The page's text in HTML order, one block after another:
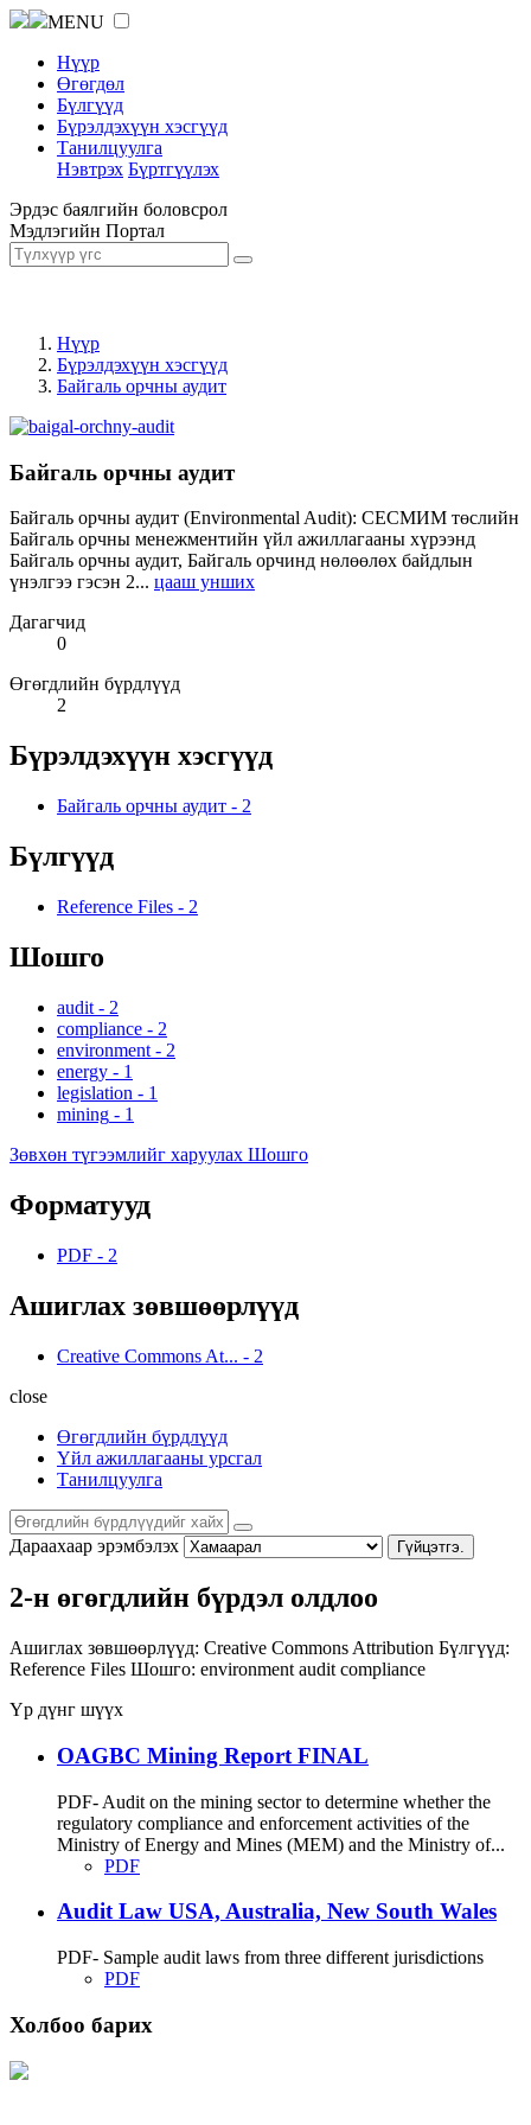
MENU
Нүүр
Өгөгдөл
Бүлгүүд
Бүрэлдэхүүн хэсгүүд
Танилцуулга
Нэвтрэх Бүртгүүлэх
Эрдэс баялгийн боловсрол
Мэдлэгийн Портал
Нүүр
Бүрэлдэхүүн хэсгүүд
Байгаль орчны аудит
Байгаль орчны аудит
Байгаль орчны аудит (Environmental Audit): СЕСМИМ төслийн
Байгаль орчны менежментийн үйл ажиллагааны хүрээнд
Байгаль орчны аудит, Байгаль орчинд нөлөөлөх байдлын
үнэлгээ гэсэн 2... цааш унших
Дагагчид
0
Өгөгдлийн бүрдлүүд
2
Бүрэлдэхүүн хэсгүүд
Байгаль орчны аудит - 2
Бүлгүүд
Reference Files - 2
Шошго
audit - 2
compliance - 2
environment - 2
energy - 1
legislation - 1
mining - 1
Зөвхөн түгээмлийг харуулах Шошго
Форматууд
PDF - 2
Ашиглах зөвшөөрлүүд
Creative Commons At... - 2
close
Өгөгдлийн бүрдлүүд
Үйл ажиллагааны урсгал
Танилцуулга
Дараахаар эрэмбэлэх Гүйцэтгэ.
2-н өгөгдлийн бүрдэл олдлоо
Ашиглах зөвшөөрлүүд: Creative Commons Attribution Бүлгүүд:
Reference Files Шошго: environment audit compliance
Үр дүнг шүүх
OAGBC Mining Report FINAL
PDF- Audit on the mining sector to determine whether the
regulatory compliance and enforcement activities of the
Ministry of Energy and Mines (MEM) and the Ministry of...
PDF
Audit Law USA, Australia, New South Wales
PDF- Sample audit laws from three different jurisdictions
PDF
Холбоо барих